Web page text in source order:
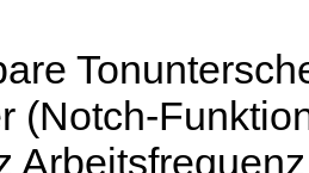
(Notch-
Arbeitsfrequenz